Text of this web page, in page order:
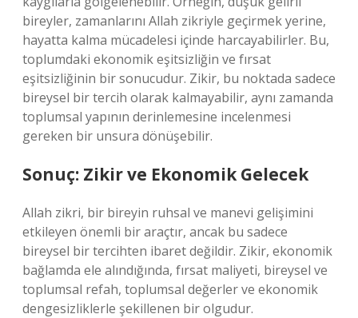
bireyler, zamanlarını Allah zikriyle geçirmek yerine,
hayatta kalma mücadelesi içinde harcayabilirler. Bu,
toplumdaki ekonomik eşitsizliğin ve fırsat
eşitsizliğinin bir sonucudur. Zikir, bu noktada sadece
bireysel bir tercih olarak kalmayabilir, aynı zamanda
toplumsal yapının derinlemesine incelenmesi
gereken bir unsura dönüşebilir.
Sonuç: Zikir ve Ekonomik Gelecek
Allah zikri, bir bireyin ruhsal ve manevi gelişimini
etkileyen önemli bir araçtır, ancak bu sadece
bireysel bir tercihten ibaret değildir. Zikir, ekonomik
bağlamda ele alındığında, fırsat maliyeti, bireysel ve
toplumsal refah, toplumsal değerler ve ekonomik
dengesizliklerle şekillenen bir olgudur.